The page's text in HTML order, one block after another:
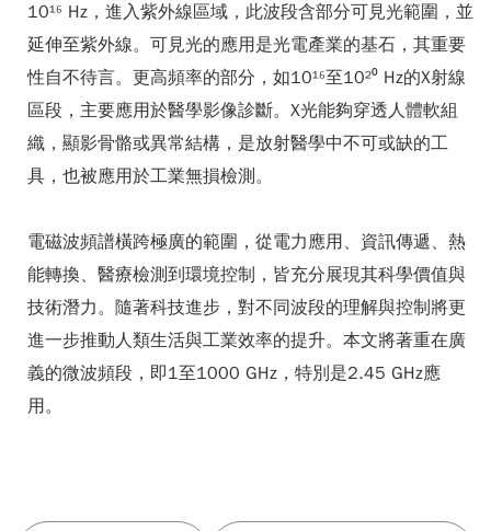
10¹⁶ Hz，進入紫外線區域，此波段含部分可見光範圍，並
延伸至紫外線。可見光的應用是光電產業的基石，其重要
性自不待言。更高頻率的部分，如10¹⁶至10²⁰ Hz的X射線
區段，主要應用於醫學影像診斷。X光能夠穿透人體軟組
織，顯影骨骼或異常結構，是放射醫學中不可或缺的工
具，也被應用於工業無損檢測。
電磁波頻譜橫跨極廣的範圍，從電力應用、資訊傳遞、熱
能轉換、醫療檢測到環境控制，皆充分展現其科學價值與
技術潛力。隨著科技進步，對不同波段的理解與控制將更
進一步推動人類生活與工業效率的提升。本文將著重在廣
義的微波頻段，即1至1000 GHz，特別是2.45 GHz應
用。